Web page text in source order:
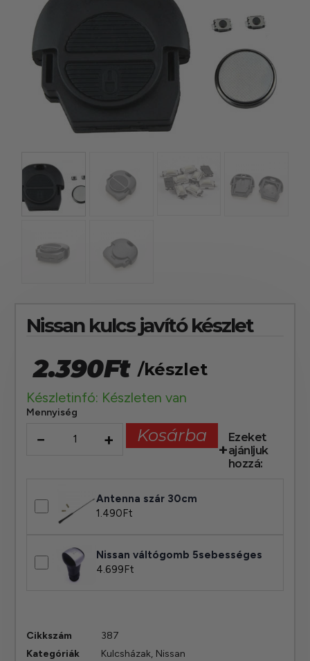
Nissan kulcs javító készlet
2.390Ft /készlet
Készletinfó: Készleten van
Mennyiség
− + Kosárba
Ezeket
ajánljuk
hozzá:
Antenna szár 30cm
1.490Ft
Nissan váltógomb 5sebességes
4.699Ft
Cikkszám
387
Kategóriák
Kulcsházak, Nissan